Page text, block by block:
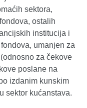
sektora,
ostalih
institucija i
umanjen za
za čekove
poslane na
izdanim kunskim
sektor kućanstava.